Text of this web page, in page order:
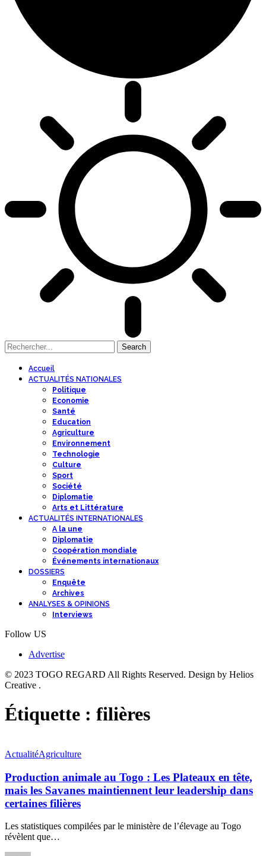
Accueil
ACTUALITÉS NATIONALES
Politique
Economie
Santé
Education
Agriculture
Environnement
Technologie
Culture
Sport
Société
Diplomatie
Arts et Littérature
ACTUALITÉS INTERNATIONALES
A la une
Diplomatie
Coopération mondiale
Événements internationaux
DOSSIERS
Enquête
Archives
ANALYSES & OPINIONS
Interviews
Follow US
Advertise
© 2023 TOGO REGARD All Rights Reserved. Design by Helios
Creative .
Étiquette : filières
ActualitéAgriculture
Production animale au Togo : Les Plateaux en tête,
mais les Savanes maintiennent leur leadership dans
certaines filières
Les statistiques compilées par le ministère de l’élevage au Togo
révèlent que…